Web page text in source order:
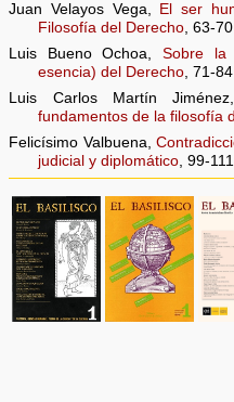
Juan Velayos Vega,
El ser
Filosofía del Derecho, 63-70
Luis Bueno Ochoa,Sobre la
esencia) del Derecho, 71-84
Luis Carlos Martín
fundamentos de la filosofía
Felicísimo Valbuena,
judicial y diplomático , 99-111